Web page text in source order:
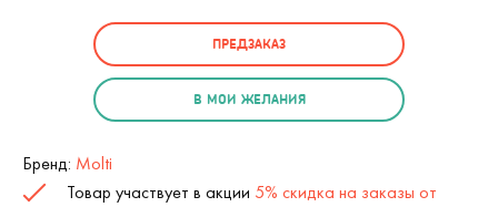
ПРЕДЗАКАЗ
В МОИ ЖЕЛАНИЯ
Бренд: Molti
Товар участвует в акции 5% скидка на заказы от